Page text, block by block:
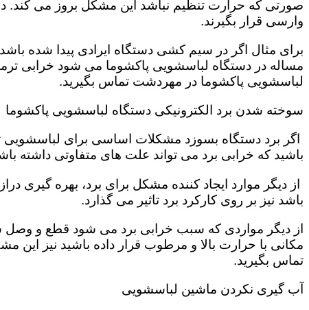
صورتی که حرارت تنظیم نباشد این مشکل بروز می
وارسی قرار بگیرند.
برای مثال اگر در سیم کشی دستگاه ایرادی پیدا شده
مساله در دستگاه لباسشویی پاکشوما می شود خرابی
لباسشویی پاکشوما در مهردشت تماس بگیرید.
سوخته شدن برد الکترونیکی دستگاه لباسشویی پاکشوما
اگر برد دستگاه بسوزد مشکلات اساسی برای لباسشویی
باشید که خرابی برد می تواند علت های متفاوتی داشته
از دیگر موارد ایجاد کننده مشکل برای برد، بهره
باشد نیز بر روی کارکرد برد تاثیر می گذارد.
از دیگر مواردی که سبب خرابی برد می شود قطع و وصل
مکانی با حرارت بالا و مرطوب قرار داده باشید نیز
تماس بگیرید.
آب گیری نکردن ماشین لباسشویی